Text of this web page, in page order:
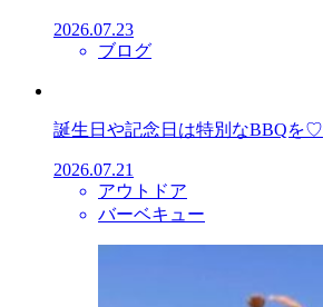
2026.07.23
ブログ
誕生日や記念日は特別なBBQを♡
2026.07.21
アウトドア
バーベキュー